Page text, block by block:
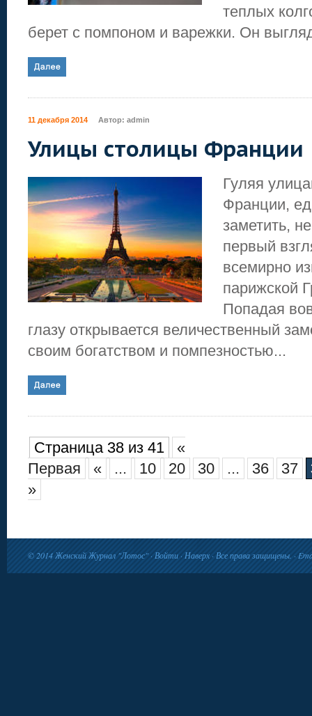
теплых
берет с помпоном и варежки. Он
11 декабря 2014 Автор: admin
Улицы столицы Франции
Гуляя
Франции,
заметить,
первый
всемирно
парижской
Попадая
глазу открывается величественный
своим богатством и помпезностью...
Страница 38 из 41
«
Первая
« ... 10 20 30 ... 36 37
»
© 2014Женский Журнал "Лотос"·Войти·Наверх · Все права защищены. ·